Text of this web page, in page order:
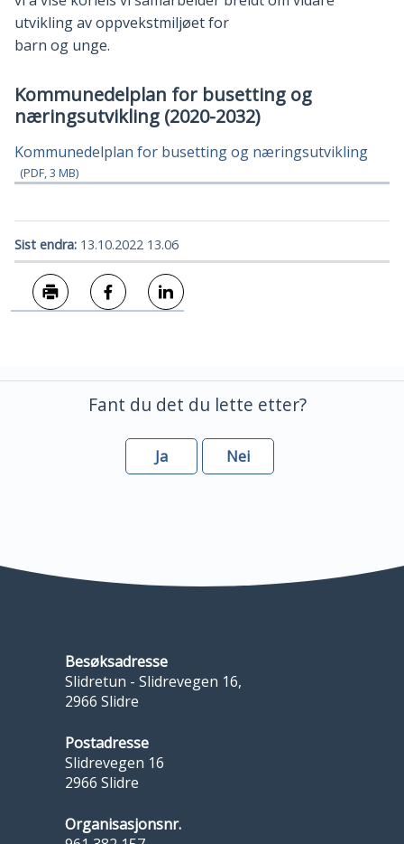
utvikling av oppvekstmiljøet for
barn og unge.
Kommunedelplan for busetting og
næringsutvikling (2020-2032)
Kommunedelplan for busetting og næringsutvikling
(PDF, 3 MB)
Sist endra 13.10.2022 13.06
Fant du det du lette etter?
Ja Nei
Besøksadresse
Slidretun - Slidrevegen 16,
2966 Slidre
Postadresse
Slidrevegen 16
2966 Slidre
Organisasjonsnr.